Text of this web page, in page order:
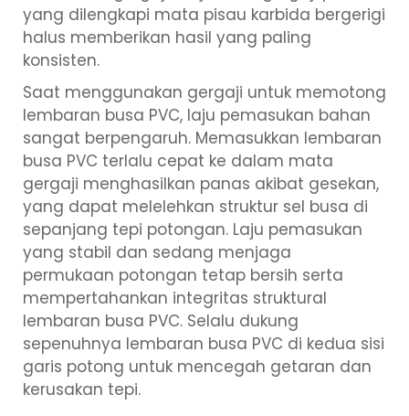
yang dilengkapi mata pisau karbida bergerigi
halus memberikan hasil yang paling
konsisten.
Saat menggunakan gergaji untuk memotong
lembaran busa PVC, laju pemasukan bahan
sangat berpengaruh. Memasukkan lembaran
busa PVC terlalu cepat ke dalam mata
gergaji menghasilkan panas akibat gesekan,
yang dapat melelehkan struktur sel busa di
sepanjang tepi potongan. Laju pemasukan
yang stabil dan sedang menjaga
permukaan potongan tetap bersih serta
mempertahankan integritas struktural
lembaran busa PVC. Selalu dukung
sepenuhnya lembaran busa PVC di kedua sisi
garis potong untuk mencegah getaran dan
kerusakan tepi.